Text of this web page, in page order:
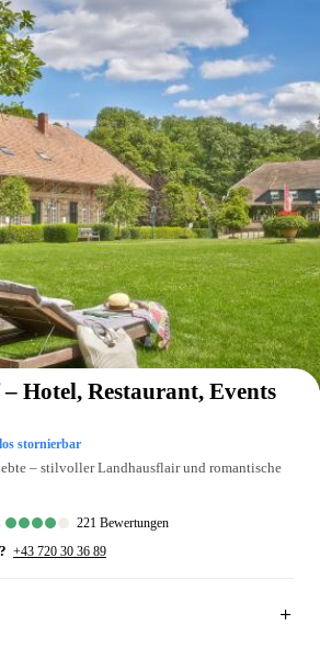
Auf der Karte anzeigen
Hotel, Restaurant, Events
stornierbar
– stilvoller Landhausflair und romantische
221 Bewertungen
+43 720 30 36 89